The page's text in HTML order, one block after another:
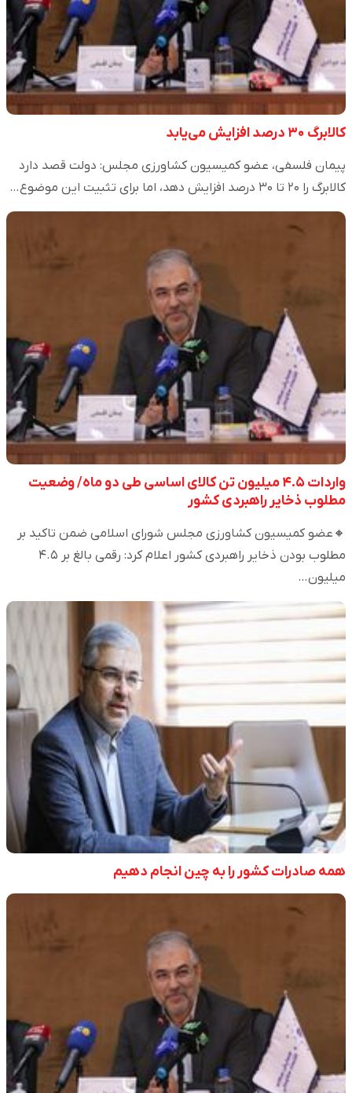
کالابرگ ۳۰ درصد افزایش می‌یابد
پیمان فلسفی، عضو کمیسیون کشاورزی مجلس: دولت قصد دارد
کالابرگ‌ را ۲۰ تا ۳۰ درصد افزایش دهد، اما برای تثبیت این موضوع…
واردات ۴.۵ میلیون تن کالای اساسی طی دو ماه/ وضعیت
مطلوب ذخایر راهبردی کشور
🔸عضو کمیسیون کشاورزی مجلس شورای اسلامی ضمن تاکید بر
مطلوب بودن ذخایر راهبردی کشور اعلام کرد: رقمی بالغ بر ۴.۵
میلیون…
همه صادرات کشور را به چین انجام دهیم